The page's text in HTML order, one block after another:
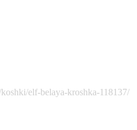
elf-belaya-kroshka-118137/